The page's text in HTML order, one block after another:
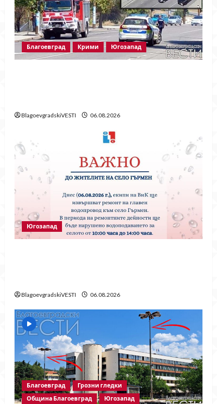
Благоевград Крими Югозапад
BlagoevgradskiVESTI 06.08.2026
Югозапад
BlagoevgradskiVESTI 06.08.2026
Благоевград
Грозни гледки
Община Благоевград
Югозапад